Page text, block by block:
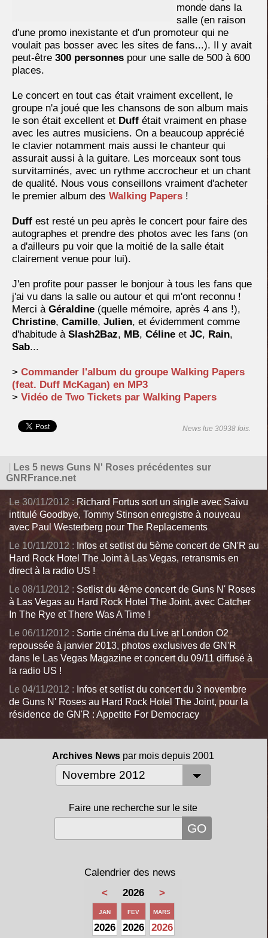
monde dans la
salle (en raison
d'une promo inexistante et d'un promoteur qui ne
voulait pas bosser avec les sites de fans...). Il y avait
peut-être 300 personnes pour une salle de 500 à 600
places.
Le concert en tout cas était vraiment excellent, le
groupe n'a joué que les chansons de son album mais
le son était excellent et Duff était vraiment en phase
avec les autres musiciens. On a beaucoup apprécié
le clavier notamment mais aussi le chanteur qui
assurait aussi à la guitare. Les morceaux sont tous
survitaminés, avec un rythme accrocheur et un chant
de qualité. Nous vous conseillons vraiment d'acheter
le premier album des Walking Papers !
Duff est resté un peu après le concert pour faire des
autographes et prendre des photos avec les fans (on
a d'ailleurs pu voir que la moitié de la salle était
clairement venue pour lui).
J'en profite pour passer le bonjour à tous les fans que
j'ai vu dans la salle ou autour et qui m'ont reconnu !
Merci à Géraldine (quelle mémoire, après 4 ans !),
Christine, Camille, Julien, et évidemment comme
d'habitude à Slash2Baz, MB, Céline et JC, Rain,
Sab...
> Commander l'album du groupe Walking Papers
(feat. Duff McKagan) en MP3
> Vidéo de Two Tickets par Walking Papers
News lue 30938 fois.
Les 5 news Guns N' Roses précédentes sur
GNRFrance.net
Le 30/11/2012 : Richard Fortus sort un single avec Saivu
intitulé Goodbye, Tommy Stinson enregistre à nouveau
avec Paul Westerberg pour The Replacements
Le 10/11/2012 : Infos et setlist du 5ème concert de GN'R au
Hard Rock Hotel The Joint à Las Vegas, retransmis en
direct à la radio US !
Le 08/11/2012 : Setlist du 4ème concert de Guns N' Roses
à Las Vegas au Hard Rock Hotel The Joint, avec Catcher
In The Rye et There Was A Time !
Le 06/11/2012 : Sortie cinéma du Live at London O2
repoussée à janvier 2013, photos exclusives de GN'R
dans le Las Vegas Magazine et concert du 09/11 diffusé à
la radio US !
Le 04/11/2012 : Infos et setlist du concert du 3 novembre
de Guns N' Roses au Hard Rock Hotel The Joint, pour la
résidence de GN'R : Appetite For Democracy
Archives News par mois depuis 2001
Faire une recherche sur le site
Calendrier des news
<
2026 >
JAN
2026
FEV
2026
MARS
2026